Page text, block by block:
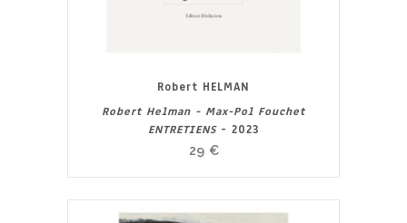
Robert HELMAN
Robert Helman - Max-Pol Fouchet
ENTRETIENS- 2023
29 €